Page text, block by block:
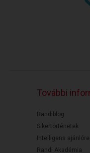
További
Randiblog
Sikertörténetek
Intelligens
Randi Akadémia